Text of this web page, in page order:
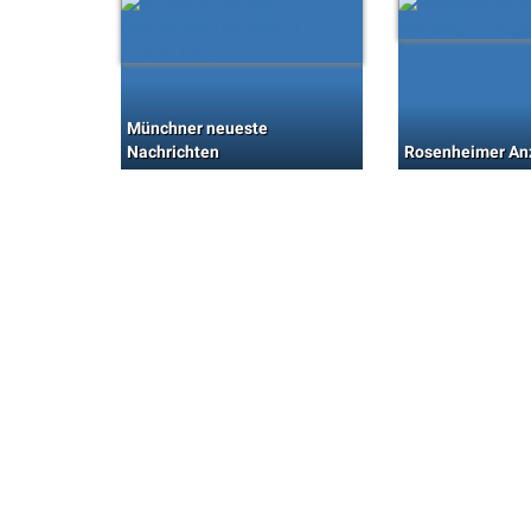
Münchner neueste
Nachrichten
Rosenheimer